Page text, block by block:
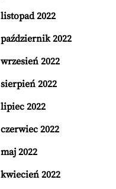
listopad 2022
październik 2022
wrzesień 2022
sierpień 2022
lipiec 2022
czerwiec 2022
maj 2022
kwiecień 2022